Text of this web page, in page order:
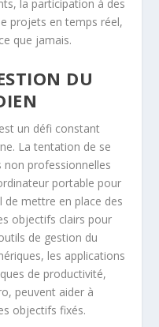
la participation à des
projets en temps réel,
que jamais.
DU
un défi constant
La tentation de se
non professionnelles
portable pour
de mettre en place des
objectifs clairs pour
de gestion du
les applications
de productivité,
peuvent aider à
objectifs fixés.